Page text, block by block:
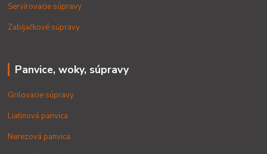
Servírovacie súpravy
Zabíjačkové súpravy
Panvice, woky, súpravy
Grilovacie súpravy
Liatinová panvica
Nerezová panvica